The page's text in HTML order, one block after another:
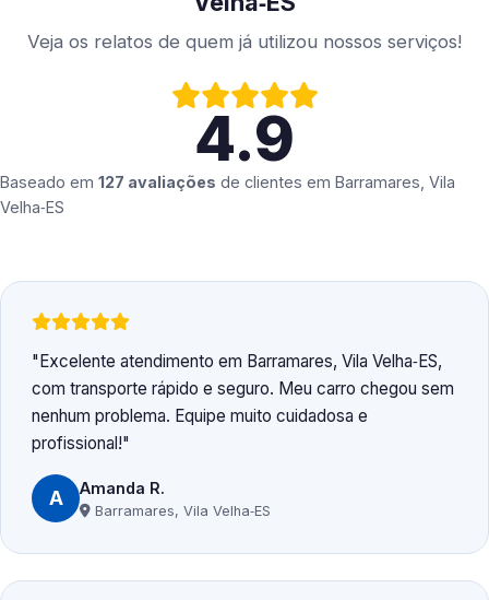
Veja os relatos de quem já utilizou nossos serviços!
4.9
Baseado em 127 avaliações de clientes em Barramares, Vila
Velha‑ES
Excelente atendimento em Barramares, Vila Velha‑ES,
com transporte rápido e seguro. Meu carro chegou sem
nenhum problema. Equipe muito cuidadosa e
profissional!
A Amanda R.
Barramares, Vila Velha‑ES